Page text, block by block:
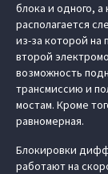
блока и одного,
располагается
из-за которой на
второй
возможность
трансмиссию и
мостам. Кроме
равномерная.
Блокировки
работают на